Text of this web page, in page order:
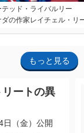
テッド・ライバルリー
ダの作家レイチェル・リ
もっと見る
ートの異
（金）公開